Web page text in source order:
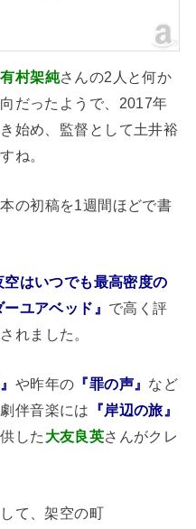
有村架純さんの2人と何か
だったようで、2017年
始め、監督として土井裕
ね。
の初稿を1週間ほどで書
空はいつでも最高密度の
ーユアベッド』 で高く評
れました。
や昨年の 『罪の声』 など
伴音楽には 『岸辺の旅』
した 大友良英さんがクレ
て、架空の町